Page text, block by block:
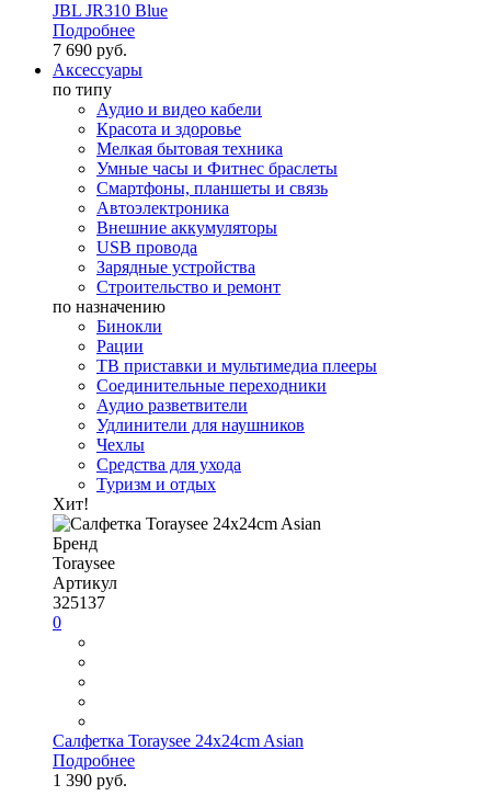
JBL JR310 Blue
Подробнее
7 690 руб.
Аксессуары
по типу
Аудио и видео кабели
Красота и здоровье
Мелкая бытовая техника
Умные часы и Фитнес браслеты
Смартфоны, планшеты и связь
Автоэлектроника
Внешние аккумуляторы
USB провода
Зарядные устройства
Строительство и ремонт
по назначению
Бинокли
Рации
ТВ приставки и мультимедиа плееры
Соединительные переходники
Аудио разветвители
Удлинители для наушников
Чехлы
Средства для ухода
Туризм и отдых
Хит!
Бренд
Toraysee
Артикул
325137
0
Салфетка Toraysee 24x24cm Asian
Подробнее
1 390 руб.